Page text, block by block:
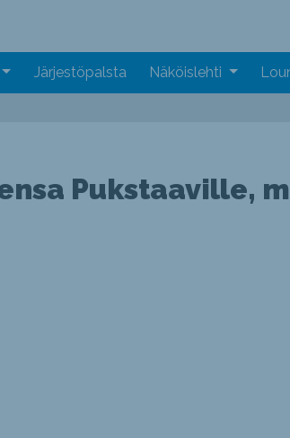
Järjestöpalsta Näköislehti
Pukstaaville,